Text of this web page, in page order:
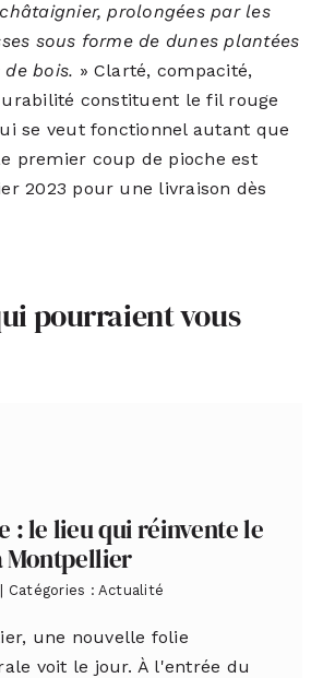
prolongées par les
sous forme de dunes plantées
bois. » Clarté, compacité,
constituent le fil rouge
se veut fonctionnel autant que
premier coup de pioche est
2023 pour une livraison dès
pourraient vous
: le lieu qui réinvente le
Montpellier
Catégories : Actualité
une nouvelle folie
voit le jour. À l'entrée du